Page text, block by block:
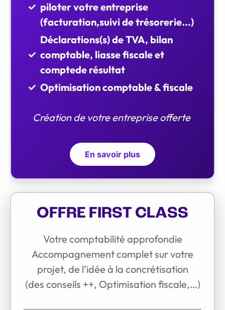
piloter votre entreprise
(facturation,suivi de trésorerie...)
Déclarations(s) de TVA, bilan
comptable, liasse fiscale et
comptede résultat
Optimisation comptable & fiscale
Création de votre entreprise offerte
En savoir plus
OFFRE FIRST CLASS
Votre comptabilité approfondie
Accompagnement complet sur votre
projet, de l’idée à la concrétisation
(des conseils ++, Optimisation fiscale,…)